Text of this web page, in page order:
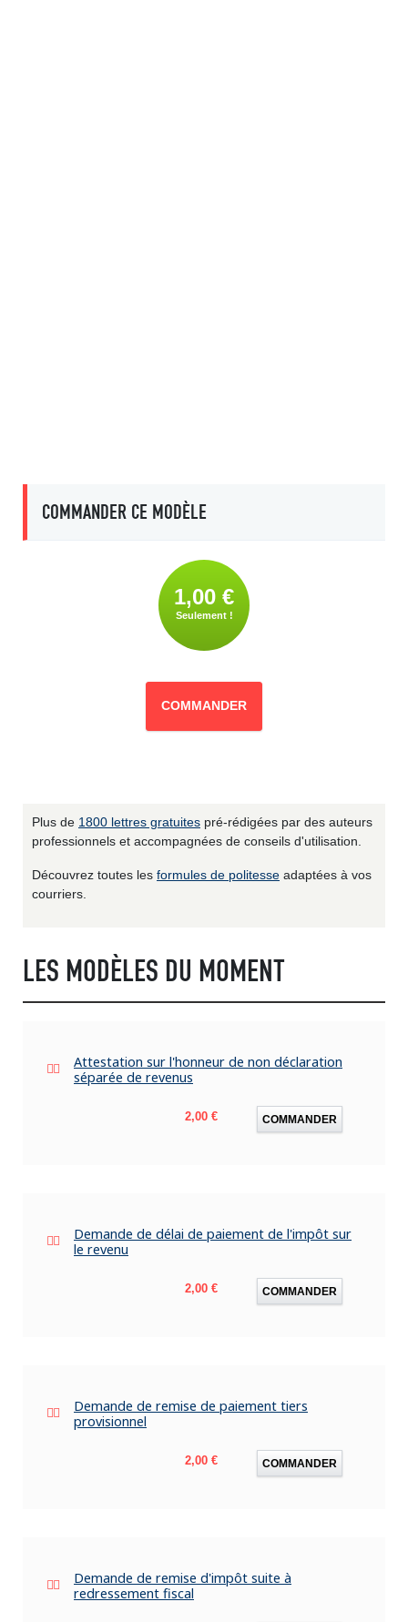
COMMANDER CE MODÈLE
1,00 €
Seulement !
COMMANDER
Plus de 1800 lettres gratuites pré-rédigées par des auteurs
professionnels et accompagnées de conseils d'utilisation.
Découvrez toutes les formules de politesse adaptées à vos
courriers.
LES MODÈLES DU MOMENT
Attestation sur l'honneur de non déclaration
séparée de revenus
Prix
2,00 € COMMANDER
Demande de délai de paiement de l'impôt sur
le revenu
Prix
2,00 € COMMANDER
Demande de remise de paiement tiers
provisionnel
Prix
2,00 € COMMANDER
Demande de remise d'impôt suite à
redressement fiscal